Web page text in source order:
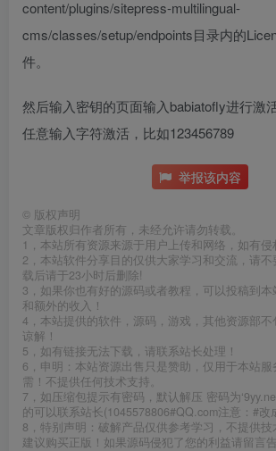
content/plugins/sitepress-multilingual-
cms/classes/setup/endpoints目录内的
件。
然后输入密钥的页面输入babiatofly进行激活
任意输入字符激活，比如123456789
举报该内容
© 版权声明
文章版权归作者所有，未经允许请勿转载。
1，本站所有资源来源于用户上传和网络，如有侵
2，本站软件分享目的仅供大家学习和交流，请
载后请于23小时后删除!
3，如果你也有好的源码或者教程，可以投稿到
和额外的收入！
4，本站提供的软件，源码，游戏，其他资源部
谅解！
5，如有链接无法下载，请联系站长处理！
6，申明：本站资源出售只是赞助，仅用于本站
需！不提供任何技术支持。
7，如压缩包提示有密码，默认解压 密码为
的可以联系站长(1045578806#QQ.com注意：#改
8，特别声明：破解产品仅供参考学习，不提供技
建议购买正版！如果源码侵犯了您的利益请留言